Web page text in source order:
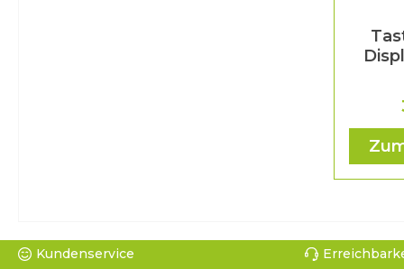
Kundenservice